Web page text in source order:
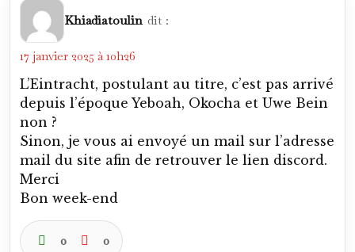
Khiadiatoulin dit :
17 janvier 2025 à 10h26
L’Eintracht, postulant au titre, c’est pas arrivé
depuis l’époque Yeboah, Okocha et Uwe Bein
non ?
Sinon, je vous ai envoyé un mail sur l’adresse
mail du site afin de retrouver le lien discord.
Merci
Bon week-end
0 0